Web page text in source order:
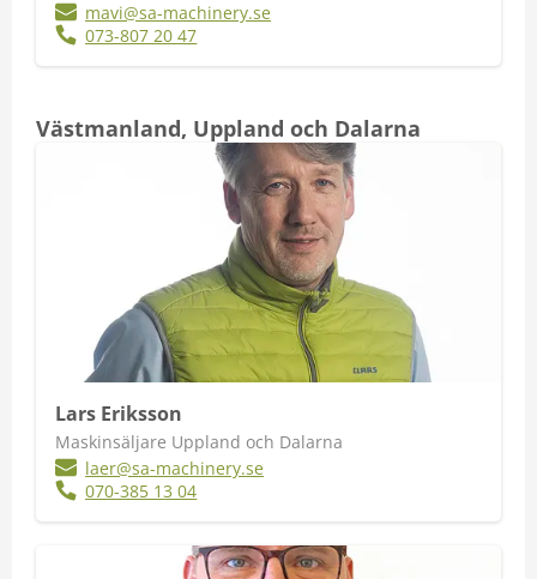
mavi@sa-machinery.se
073-807 20 47
Västmanland, Uppland och Dalarna
Lars Eriksson
Maskinsäljare Uppland och Dalarna
laer@sa-machinery.se
070-385 13 04